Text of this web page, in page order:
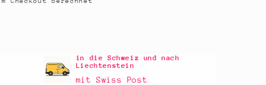
in die Schweiz und nach
Liechtenstein
mit Swiss Post